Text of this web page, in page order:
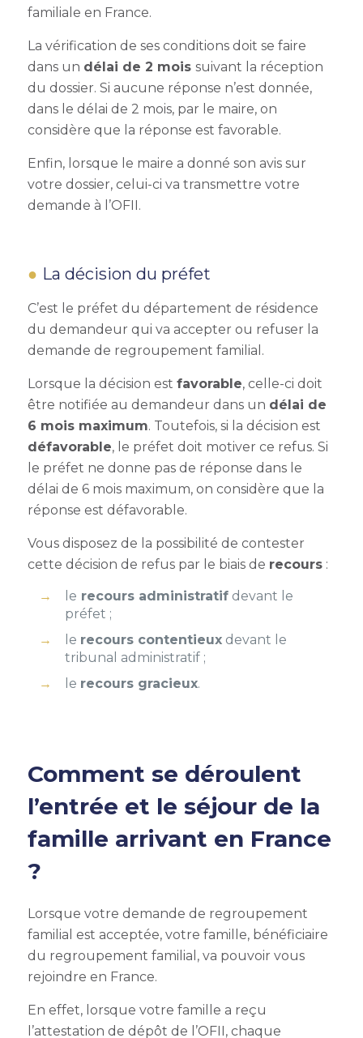
familiale en France.
La vérification de ses conditions doit se faire
dans un délai de 2 mois suivant la réception
du dossier. Si aucune réponse n’est donnée,
dans le délai de 2 mois, par le maire, on
considère que la réponse est favorable.
Enfin, lorsque le maire a donné son avis sur
votre dossier, celui-ci va transmettre votre
demande à l’OFII.
La décision du préfet
C’est le préfet du département de résidence
du demandeur qui va accepter ou refuser la
demande de regroupement familial .
Lorsque la décision est favorable, celle-ci doit
être notifiée au demandeur dans un délai de
6 mois maximum. Toutefois, si la décision est
défavorable, le préfet doit motiver ce refus. Si
le préfet ne donne pas de réponse dans le
délai de 6 mois maximum, on considère que la
réponse est défavorable.
Vous disposez de la possibilité de contester
cette décision de refus par le biais de recours:
le recours administratifdevant le
préfet ;
le recours contentieuxdevant le
tribunal administratif ;
le recours gracieux.
Comment se déroulent
l’entrée et le séjour de la
famille arrivant en France
?
Lorsque votre demande de regroupement
familial est acceptée, votre famille, bénéficiaire
du regroupement familial,va pouvoir vous
rejoindre en France.
En effet, lorsque votre famille a reçu
l’attestation de dépôt de l’OFII, chaque